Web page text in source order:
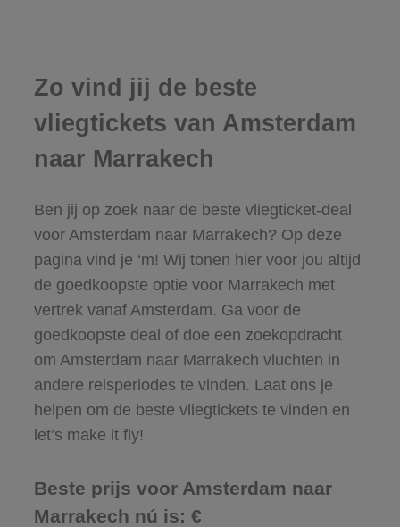
Zo vind jij de beste
vliegtickets van Amsterdam
naar Marrakech
Ben jij op zoek naar de beste vliegticket-deal
voor Amsterdam naar Marrakech? Op deze
pagina vind je ‘m! Wij tonen hier voor jou altijd
de goedkoopste optie voor Marrakech met
vertrek vanaf Amsterdam. Ga voor de
goedkoopste deal of doe een zoekopdracht
om Amsterdam naar Marrakech vluchten in
andere reisperiodes te vinden. Laat ons je
helpen om de beste vliegtickets te vinden en
let’s make it fly!
Beste prijs voor Amsterdam naar
Marrakech nú is: €